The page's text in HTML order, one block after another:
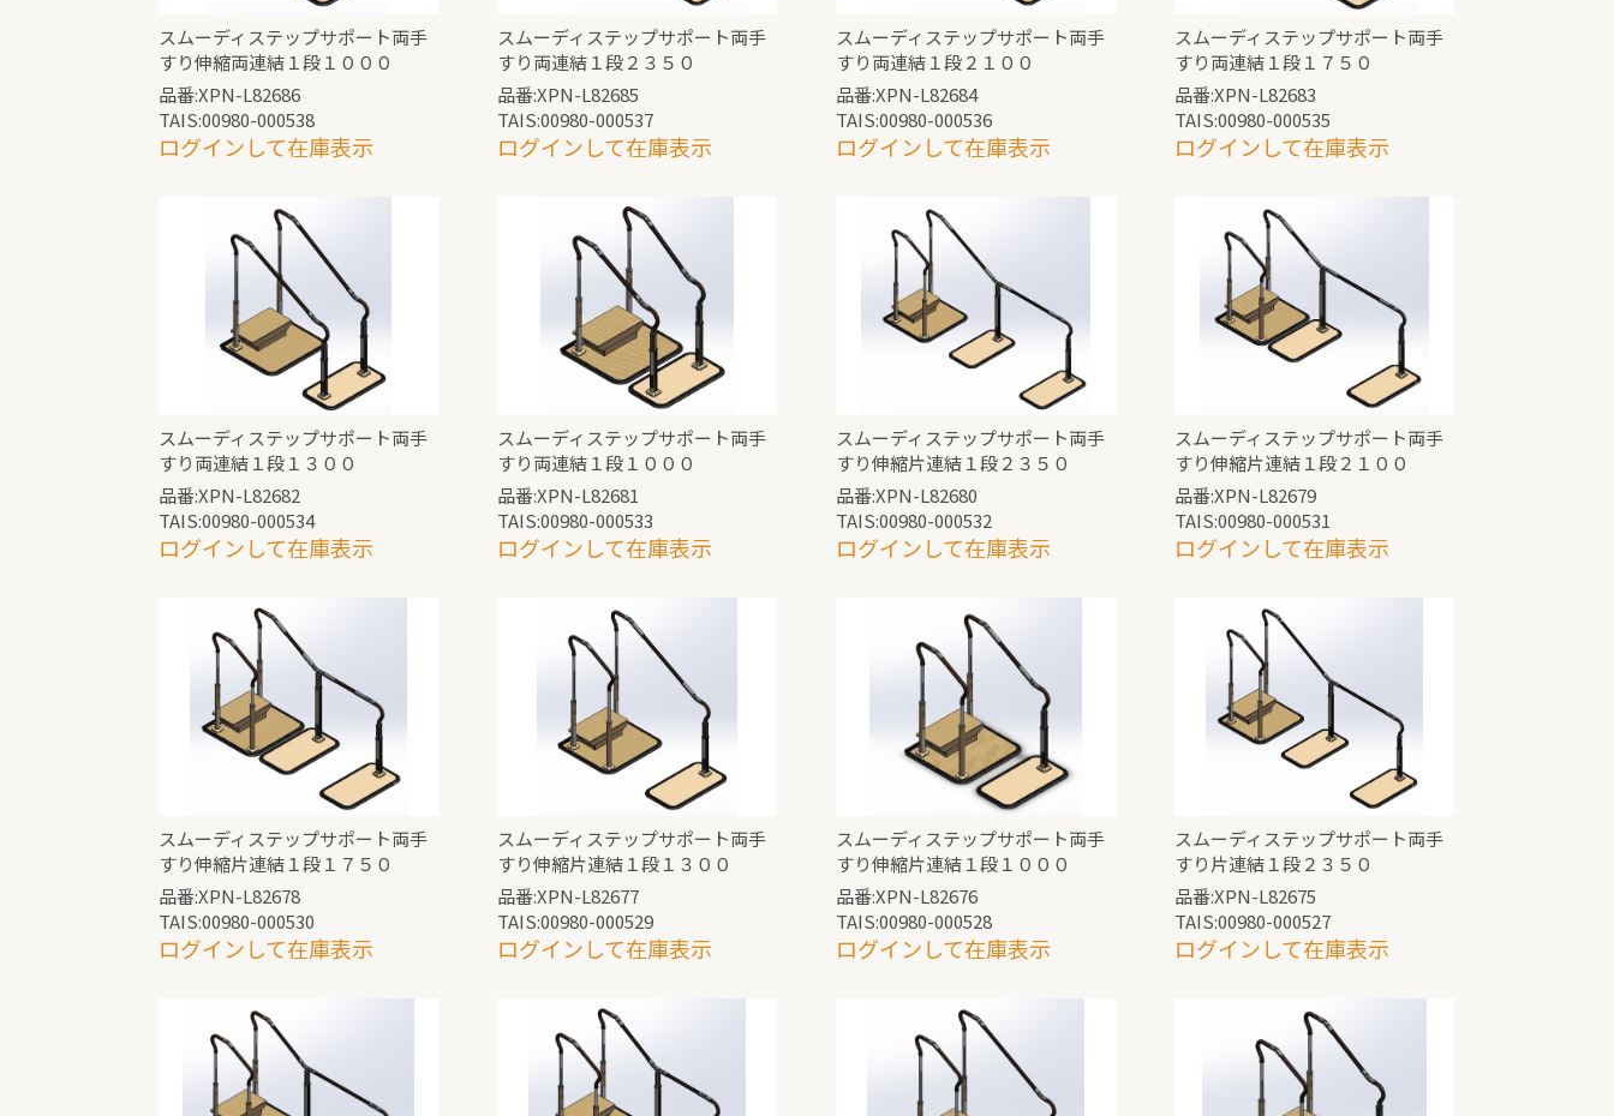
スムーディステップサポート両手
すり伸縮両連結１段１０００
品番:XPN-L82686
TAIS:00980-000538
ログインして在庫表示
スムーディステップサポート両手
すり両連結１段２３５０
品番:XPN-L82685
TAIS:00980-000537
ログインして在庫表示
スムーディステップサポート両手
すり両連結１段２１００
品番:XPN-L82684
TAIS:00980-000536
ログインして在庫表示
スムーディステップサポート両手
すり両連結１段１７５０
品番:XPN-L82683
TAIS:00980-000535
ログインして在庫表示
スムーディステップサポート両手
すり両連結１段１３００
品番:XPN-L82682
TAIS:00980-000534
ログインして在庫表示
スムーディステップサポート両手
すり両連結１段１０００
品番:XPN-L82681
TAIS:00980-000533
ログインして在庫表示
スムーディステップサポート両手
すり伸縮片連結１段２３５０
品番:XPN-L82680
TAIS:00980-000532
ログインして在庫表示
スムーディステップサポート両手
すり伸縮片連結１段２１００
品番:XPN-L82679
TAIS:00980-000531
ログインして在庫表示
スムーディステップサポート両手
すり伸縮片連結１段１７５０
品番:XPN-L82678
TAIS:00980-000530
ログインして在庫表示
スムーディステップサポート両手
すり伸縮片連結１段１３００
品番:XPN-L82677
TAIS:00980-000529
ログインして在庫表示
スムーディステップサポート両手
すり伸縮片連結１段１０００
品番:XPN-L82676
TAIS:00980-000528
ログインして在庫表示
スムーディステップサポート両手
すり片連結１段２３５０
品番:XPN-L82675
TAIS:00980-000527
ログインして在庫表示